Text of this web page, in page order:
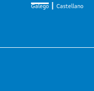
Galego Castellano